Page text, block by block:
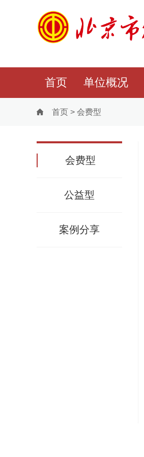
首页 单位概况
首页 > 会费型
会费型
公益型
案例分享